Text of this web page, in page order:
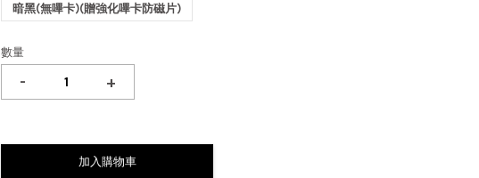
暗黑(無嗶卡)(贈強化嗶卡防磁片)
數量
- +
加入購物車